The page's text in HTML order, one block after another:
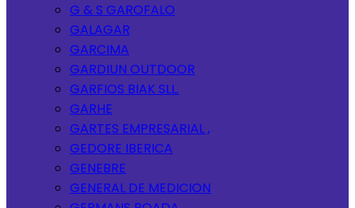
G & S GAROFALO
GALAGAR
GARCIMA
GARDIUN OUTDOOR
GARFIOS BIAK SLL.
GARHE
GARTES EMPRESARIAL ,
GEDORE IBERICA
GENEBRE
GENERAL DE MEDICION